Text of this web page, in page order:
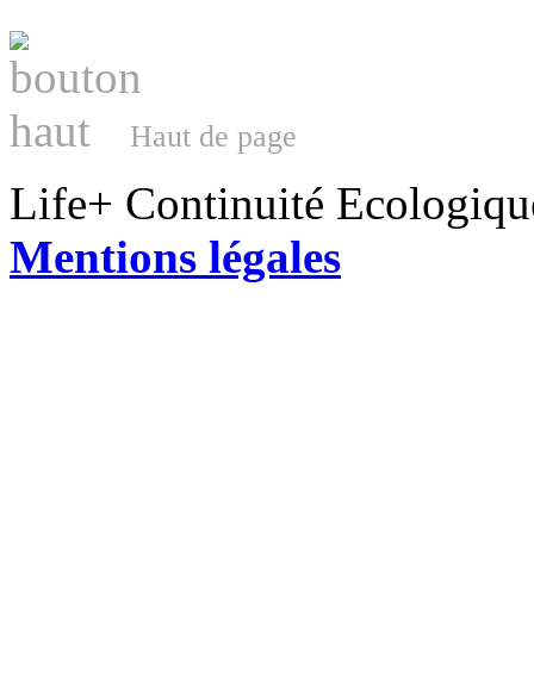
Haut de page
Life+ Continuité
Mentions légales